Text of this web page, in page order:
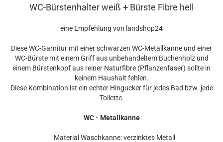
WC-Bürstenhalter weiß + Bürste Fibre hell
eine Empfehlung von landshop24
Diese WC-Garnitur mit einer schwarzen WC-Metallkanne und einer
WC-Bürste mit einem Griff aus unbehandeltem Buchenholz und
einem Bürstenkopf aus reiner Naturfibre (Pflanzenfaser) sollte in
keinem Haushalt fehlen.
Diese Kombination ist ein echter Hingucker für jedes Bad bzw. jede
Toilette.
WC - Metallkanne
Material Waschkanne: verzinktes Metall